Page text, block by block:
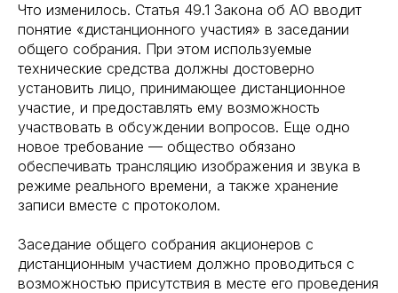
Что изменилось. Статья 49.1 Закона об АО вводит
понятие «дистанционного участия» в заседании
общего собрания. При этом используемые
технические средства должны достоверно
установить лицо, принимающее дистанционное
участие, и предоставлять ему возможность
участвовать в обсуждении вопросов. Еще одно
новое требование — общество обязано
обеспечивать трансляцию изображения и звука в
режиме реального времени, а также хранение
записи вместе с протоколом.
Заседание общего собрания акционеров с
дистанционным участием должно проводиться с
возможностью присутствия в месте его проведения